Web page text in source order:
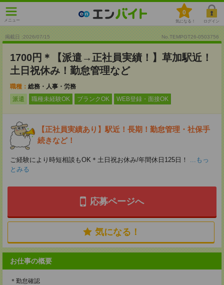
メニュー
0
気になる！ ログイン
掲載日 :2026/07/15 No.TEMPGT26-0503756
1700円＊【派遣→正社員実績！】草加駅近！
土日祝休み！勤怠管理など
職種： 総務・人事・労務
派遣
職種未経験OK ブランクOK WEB登録・面接OK
【正社員実績あり】駅近！長期！勤怠管理・社保手
続きなど！
ご経験により時短相談もOK＊土日祝お休み/年間休日125日！
...もっ
とみる
応募ページへ
気になる！
お仕事の概要
＊勤怠確認